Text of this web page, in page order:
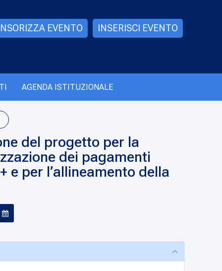
EVENTO INSERISCI EVENTO
AGENDA ISTITUZIONALE
del progetto per la
dei pagamenti
e per l’allineamento della